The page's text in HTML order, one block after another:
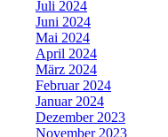
Juli 2024
Juni 2024
Mai 2024
April 2024
März 2024
Februar 2024
Januar 2024
Dezember 2023
November 2023